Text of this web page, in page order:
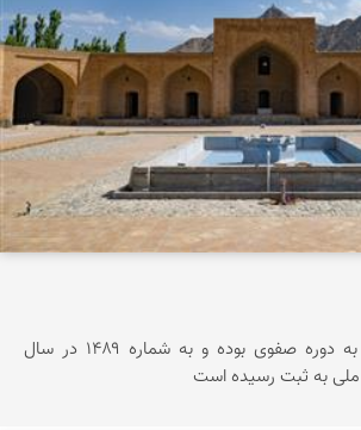
این کاروانسرا متعلق به دوره صفوی بوده و به شماره ۱۴۸۹ در سال